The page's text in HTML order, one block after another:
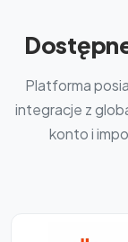
Platforma
integracje z
konto i